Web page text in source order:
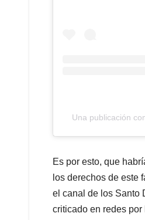
Una publicación
Es por esto, que
los derechos de este
el canal de los Santo
criticado en redes